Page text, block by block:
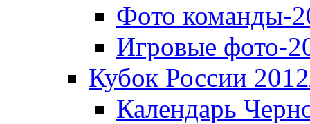
Фото команды-
Игровые фото-
Кубок России
Календарь